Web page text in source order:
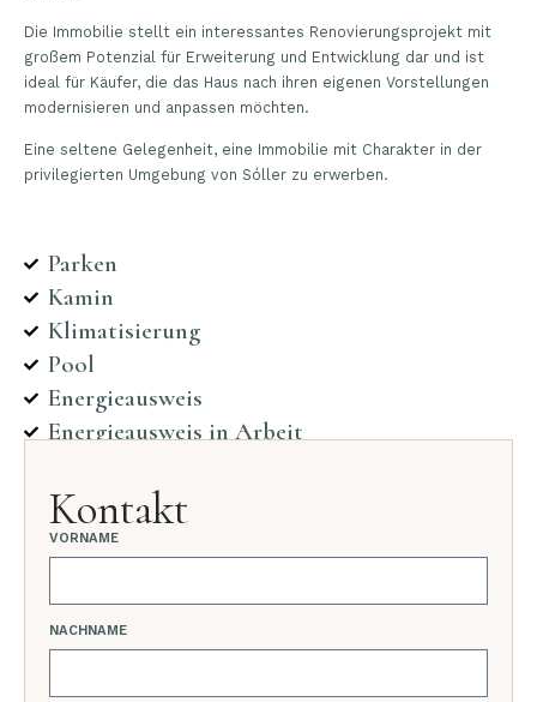
Die Immobilie stellt ein interessantes Renovierungsprojekt mit
großem Potenzial für Erweiterung und Entwicklung dar und ist
ideal für Käufer, die das Haus nach ihren eigenen Vorstellungen
modernisieren und anpassen möchten.
Eine seltene Gelegenheit, eine Immobilie mit Charakter in der
privilegierten Umgebung von Sóller zu erwerben.
Parken
Kamin
Klimatisierung
Pool
Energieausweis
Energieausweis in Arbeit
Kontakt
VORNAME
NACHNAME